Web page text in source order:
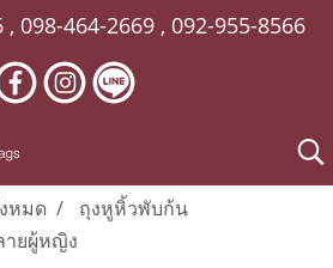
, 098-464-2669, 092-955-8566
หมด
ถุงหูหิ้วพับก้น
ายผู้หญิง